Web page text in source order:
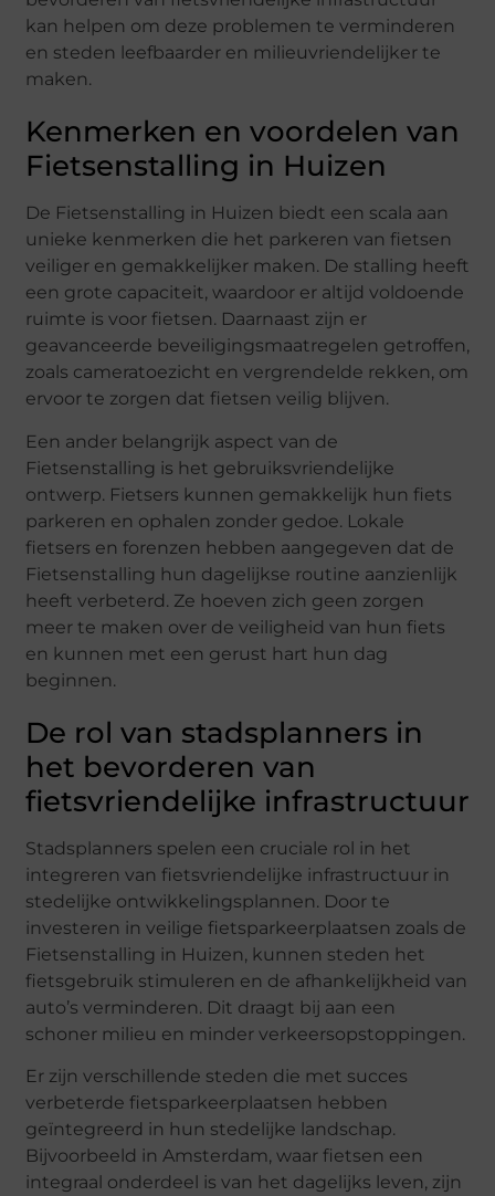
kan helpen om deze problemen te verminderen
en steden leefbaarder en milieuvriendelijker te
maken.
Kenmerken en voordelen van
Fietsenstalling in Huizen
De Fietsenstalling in Huizen biedt een scala aan
unieke kenmerken die het parkeren van fietsen
veiliger en gemakkelijker maken. De stalling heeft
een grote capaciteit, waardoor er altijd voldoende
ruimte is voor fietsen. Daarnaast zijn er
geavanceerde beveiligingsmaatregelen getroffen,
zoals cameratoezicht en vergrendelde rekken, om
ervoor te zorgen dat fietsen veilig blijven.
Een ander belangrijk aspect van de
Fietsenstalling is het gebruiksvriendelijke
ontwerp. Fietsers kunnen gemakkelijk hun fiets
parkeren en ophalen zonder gedoe. Lokale
fietsers en forenzen hebben aangegeven dat de
Fietsenstalling hun dagelijkse routine aanzienlijk
heeft verbeterd. Ze hoeven zich geen zorgen
meer te maken over de veiligheid van hun fiets
en kunnen met een gerust hart hun dag
beginnen.
De rol van stadsplanners in
het bevorderen van
fietsvriendelijke infrastructuur
Stadsplanners spelen een cruciale rol in het
integreren van fietsvriendelijke infrastructuur in
stedelijke ontwikkelingsplannen. Door te
investeren in veilige fietsparkeerplaatsen zoals de
Fietsenstalling in Huizen, kunnen steden het
fietsgebruik stimuleren en de afhankelijkheid van
auto’s verminderen. Dit draagt bij aan een
schoner milieu en minder verkeersopstoppingen.
Er zijn verschillende steden die met succes
verbeterde fietsparkeerplaatsen hebben
geïntegreerd in hun stedelijke landschap.
Bijvoorbeeld in Amsterdam, waar fietsen een
integraal onderdeel is van het dagelijks leven, zijn